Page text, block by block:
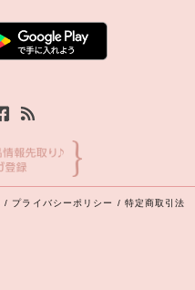
/ プライバシーポリシー / 特定商取引法